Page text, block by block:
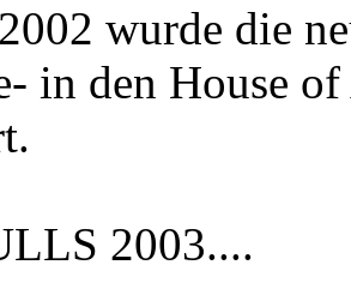
wurde die
in den House
2003....